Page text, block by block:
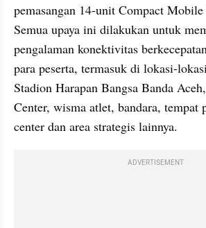
pemasangan 14-unit Compact
Semua upaya ini dilakukan untuk
pengalaman konektivitas
para peserta, termasuk di lokasi-
Stadion Harapan Bangsa Banda
Center, wisma atlet, bandara, tempat
center dan area strategis lainnya.
ADVERTISEMENT